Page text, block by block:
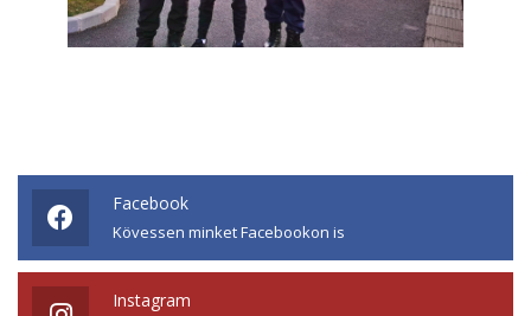
Facebook
Kövessen minket Facebookon is
Instagram